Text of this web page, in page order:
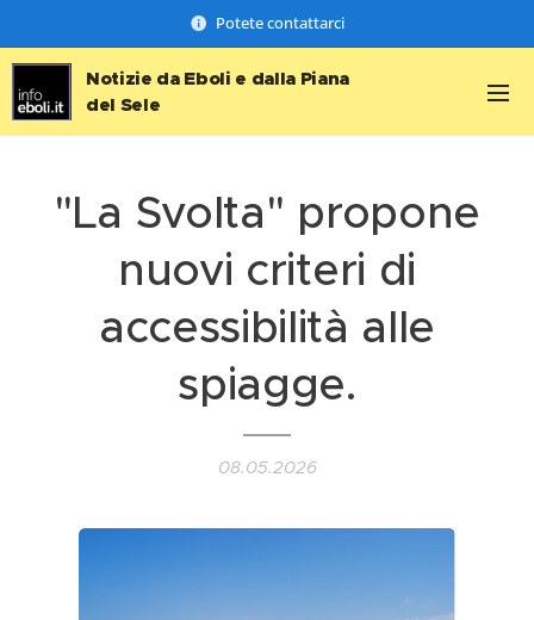
Potete contattarci
Notizie da Eboli e dalla Piana
del Sele
"La Svolta" propone
nuovi criteri di
accessibilità alle
spiagge.
08.05.2026